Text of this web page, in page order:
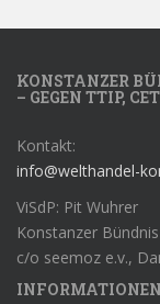
KONSTANZER
– GEGEN TTIP,
Kontakt:
info@welthandel-
ViSdP: Pit Wuhrer
Konstanzer
c/o seemoz e.v.,